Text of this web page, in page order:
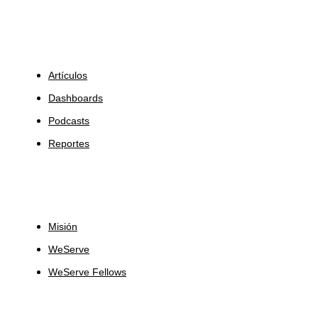
Artículos
Dashboards
Podcasts
Reportes
Misión
WeServe
WeServe Fellows